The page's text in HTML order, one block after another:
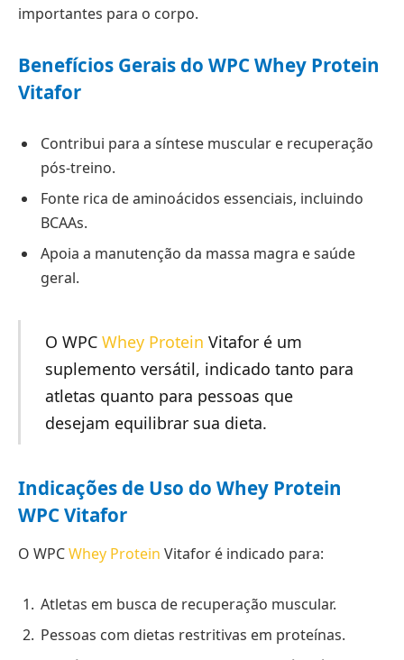
importantes para o corpo.
Benefícios Gerais do WPC Whey Protein
Vitafor
Contribui para a síntese muscular e recuperação
pós-treino.
Fonte rica de aminoácidos essenciais, incluindo
BCAAs.
Apoia a manutenção da massa magra e saúde
geral.
O WPC Whey Protein Vitafor é um
suplemento versátil, indicado tanto para
atletas quanto para pessoas que
desejam equilibrar sua dieta.
Indicações de Uso do Whey Protein
WPC Vitafor
O WPCWhey Protein Vitafor é indicado para:
Atletas em busca de recuperação muscular.
Pessoas com dietas restritivas em proteínas.